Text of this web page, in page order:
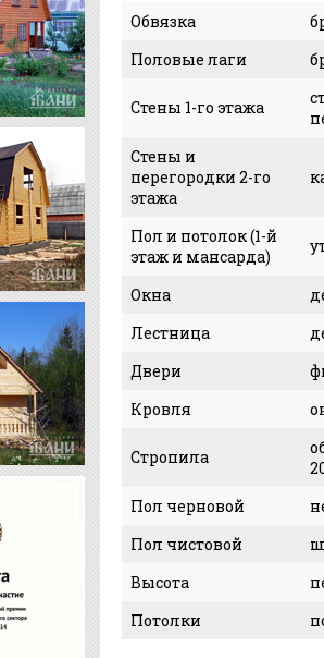
Обвязка
Половые лаги
Стены 1-го этажа
Стены и
перегородки 2-го
этажа
Пол и потолок (1-й
этаж и мансарда)
Окна
Лестница
Двери
Кровля
Стропила
Пол черновой
Пол чистовой
Высота
Потолки